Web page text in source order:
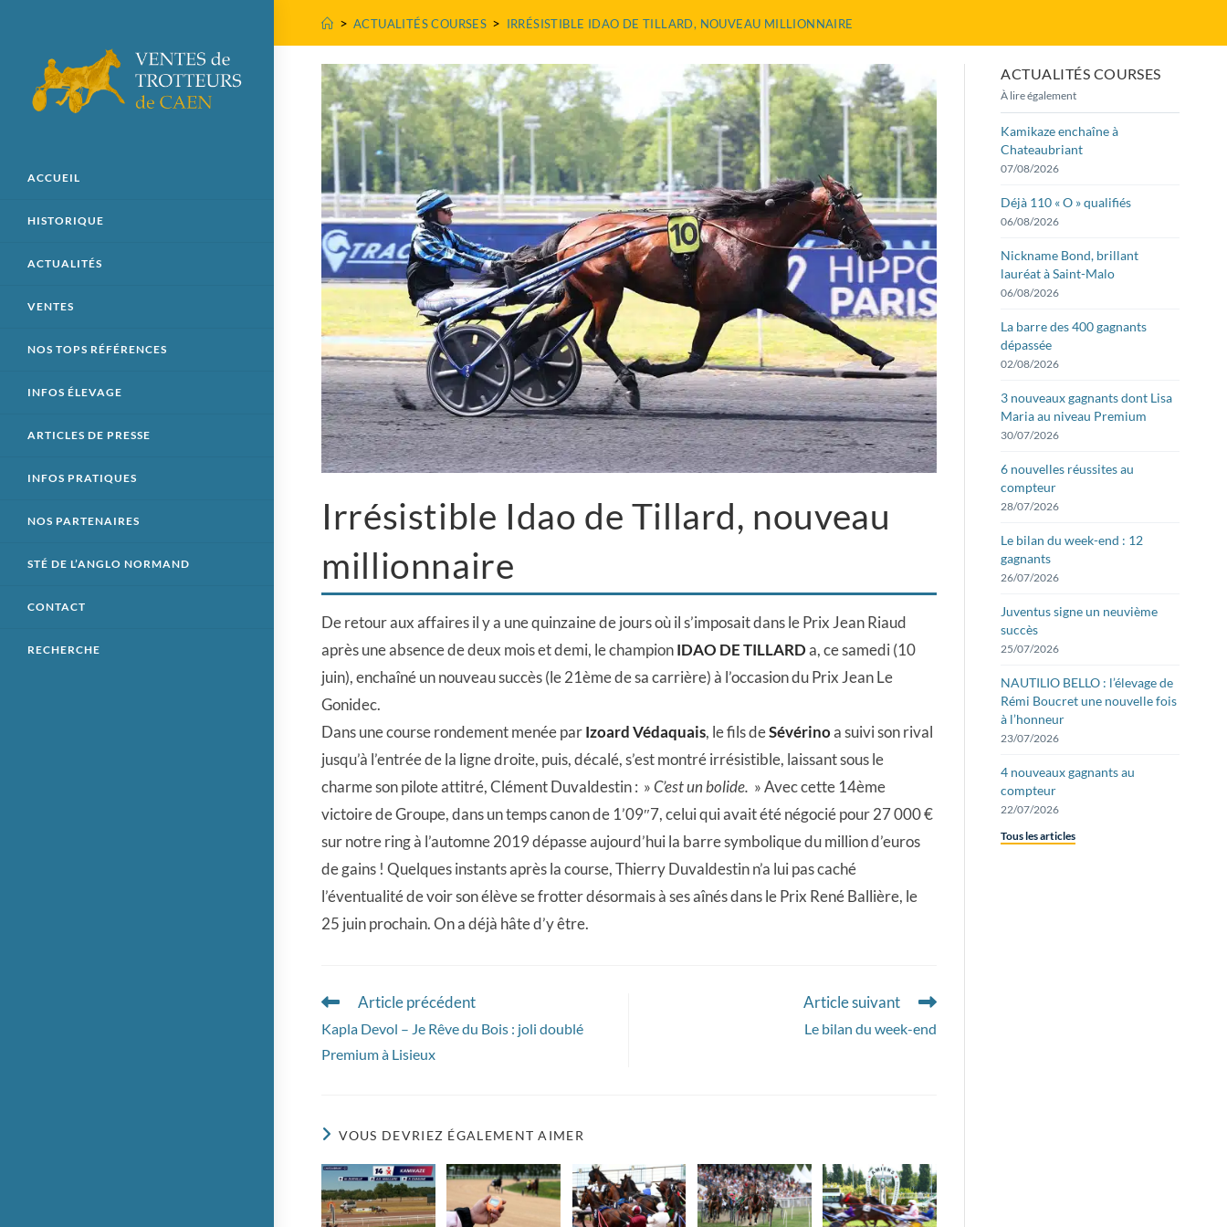
ACCUEIL
HISTORIQUE
ACTUALITÉS
VENTES
NOS TOPS RÉFÉRENCES
INFOS ÉLEVAGE
ARTICLES DE PRESSE
INFOS PRATIQUES
NOS PARTENAIRES
STÉ DE L’ANGLO NORMAND
CONTACT
RECHERCHE
> ACTUALITÉS COURSES > IRRÉSISTIBLE IDAO DE TILLARD, NOUVEAU MILLIONNAIRE
Irrésistible Idao de Tillard, nouveau
millionnaire
De retour aux affaires il y a une quinzaine de jours où il s’imposait dans le Prix Jean Riaud
après une absence de deux mois et demi, le championIDAO DE TILLARDa, ce samedi (10
juin), enchaîné un nouveau succès (le 21ème de sa carrière) à l’occasion du Prix Jean Le
Gonidec.
Dans une course rondement menée parIzoard Védaquais, le fils deSévérinoa suivi son rival
jusqu’à l’entrée de la ligne droite, puis, décalé, s’est montré irrésistible, laissant sous le
charme son pilote attitré, Clément Duvaldestin : »C’est un bolide. » Avec cette 14ème
victoire de Groupe, dans un temps canon de 1’09″7, celui qui avait été négocié pour 27 000 €
sur notre ring à l’automne 2019 dépasse aujourd’hui la barre symbolique du million d’euros
de gains ! Quelques instants après la course, Thierry Duvaldestin n’a lui pas caché
l’éventualité de voir son élève se frotter désormais à ses aînés dans le Prix René Ballière, le
25 juin prochain. On a déjà hâte d’y être.
Read
articles
Article précédent
Kapla Devol – Je Rêve du Bois : joli doublé
Premium à Lisieux
Article suivant
Le bilan du week-end
VOUS DEVRIEZ ÉGALEMENT AIMER
ACTUALITÉS COURSES
À lire également
Kamikaze enchaîne à
Chateaubriant
07/08/2026
Déjà 110 « O » qualifiés
06/08/2026
Nickname Bond, brillant
lauréat à Saint-Malo
06/08/2026
La barre des 400 gagnants
dépassée
02/08/2026
3 nouveaux gagnants dont Lisa
Maria au niveau Premium
30/07/2026
6 nouvelles réussites au
compteur
28/07/2026
Le bilan du week-end : 12
gagnants
26/07/2026
Juventus signe un neuvième
succès
25/07/2026
NAUTILIO BELLO : l’élevage de
Rémi Boucret une nouvelle fois
à l’honneur
23/07/2026
4 nouveaux gagnants au
compteur
22/07/2026
Tous les articles